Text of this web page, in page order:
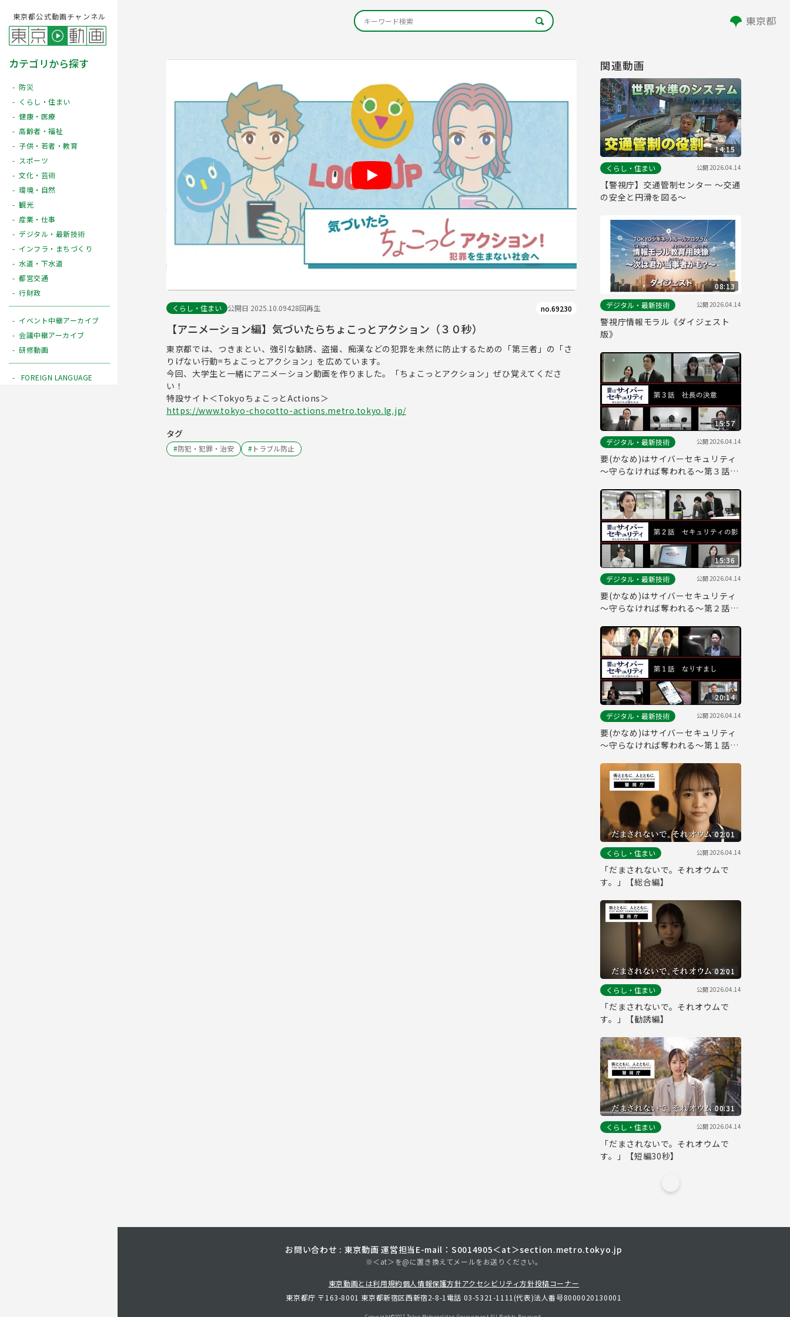
東京都公式動画チャンネル
カテゴリから探す
防災
くらし・住まい
健康・医療
高齢者・福祉
子供・若者・教育
スポーツ
文化・芸術
環境・自然
観光
産業・仕事
デジタル・最新技術
インフラ・まちづくり
水道・下水道
都営交通
行財政
イベント中継アーカイブ
会議中継アーカイブ
研修動画
FOREIGN LANGUAGE
Play
くらし・住まい 公開日 2025.10.09428回再生 no.69230
【アニメーション編】気づいたらちょこっとアクション（３０秒）
東京都では、つきまとい、強引な勧誘、盗撮、痴漢などの犯罪を未然に防止するための「第三者」の「さ
りげない行動=ちょこっとアクション」を広めています。
今回、大学生と一緒にアニメーション動画を作りました。「ちょこっとアクション」ぜひ覚えてくださ
い！
特設サイト＜TokyoちょこっとActions＞
https://www.tokyo-chocotto-actions.metro.tokyo.lg.jp/
タグ
#防犯・犯罪・治安 #トラブル防止
関連動画
14:15
くらし・住まい
公開2026.04.14
【警視庁】交通管制センター ～交通
の安全と円滑を図る～
08:13
デジタル・最新技術
公開2026.04.14
警視庁情報モラル《ダイジェスト
版》
15:57
デジタル・最新技術
公開2026.04.14
要(かなめ)はサイバーセキュリティ
～守らなければ奪われる～第３話
15:36
デジタル・最新技術
公開2026.04.14
要(かなめ)はサイバーセキュリティ
～守らなければ奪われる～第２話
理者向け)
20:14
デジタル・最新技術
公開2026.04.14
要(かなめ)はサイバーセキュリティ
～守らなければ奪われる～第１話
02:01
くらし・住まい
公開2026.04.14
「だまされないで。それオウムで
す。」【総合編】
02:01
くらし・住まい
公開2026.04.14
「だまされないで。それオウムで
す。」【勧誘編】
00:31
くらし・住まい
公開2026.04.14
「だまされないで。それオウムで
す。」【短編30秒】
お問い合わせ : 東京動画 運営担当 E-mail：S0014905＜at＞section.metro.tokyo.jp
※＜at＞を@に置き換えてメールをお送りください。
東京動画とは利用規約個人情報保護方針アクセシビリティ方針投稿コーナー
東京都庁 〒163-8001 東京都新宿区西新宿2-8-1 電話 03-5321-1111(代表)法人番号8000020130001